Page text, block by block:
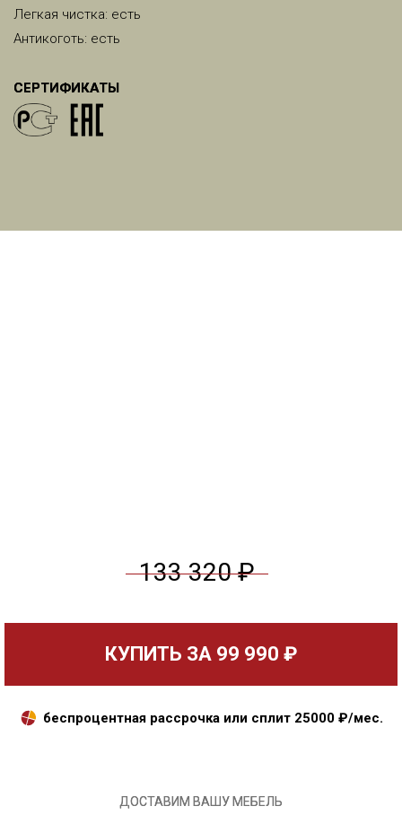
Легкая чистка: есть
Антикоготь: есть
СЕРТИФИКАТЫ
133 320 ₽
КУПИТЬ ЗА 99 990 ₽
беспроцентная рассрочка или сплит 25000₽/мес.
ДОСТАВИМ ВАШУ МЕБЕЛЬ